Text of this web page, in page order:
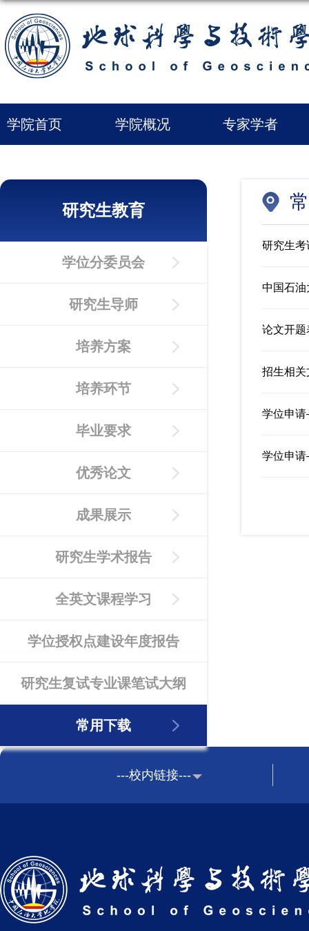
学院首页 学院概况 专家学者
研究生教育
学位分委员会
研究生导师
培养方案
培养环节
毕业要求
优秀论文
成果展示
研究生学术报告
全英文课程学习
学位授权点建设年度报告
研究生复试专业课笔试大纲
常用下载
研究生考
中国石油
论文开题
招生相关
学位申
学位申
---校内链接---